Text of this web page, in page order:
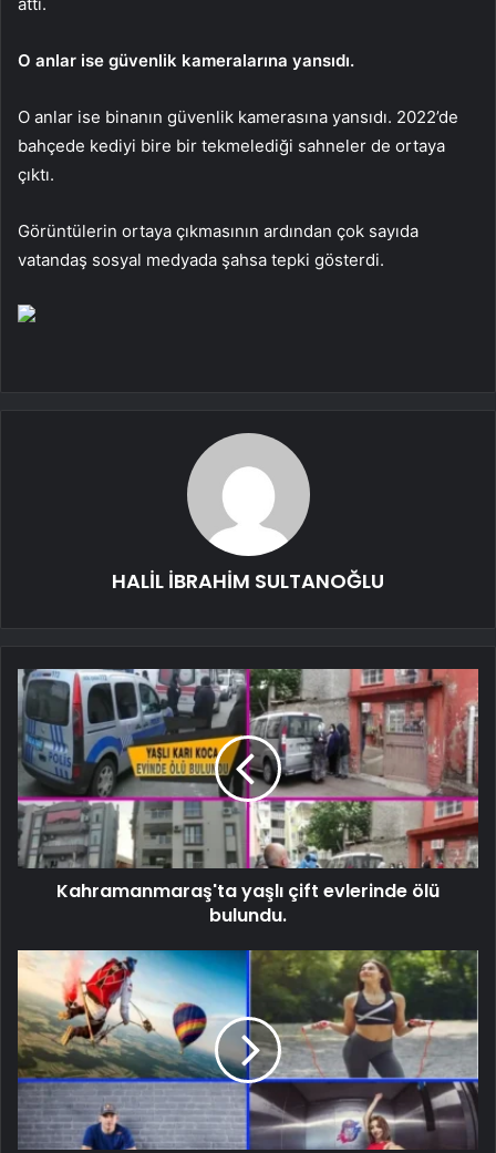
O anlar ise güvenlik kameralarına yansıdı.
O anlar ise binanın güvenlik kamerasına yansıdı. 2022’de
bahçede kediyi bire bir tekmelediği sahneler de ortaya
çıktı.
Görüntülerin ortaya çıkmasının ardından çok sayıda
vatandaş sosyal medyada şahsa tepki gösterdi.
HALİL İBRAHİM SULTANOĞLU
Kahramanmaraş'ta yaşlı çift evlerinde ölü
bulundu.